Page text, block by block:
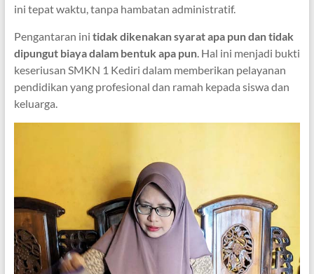
ini tepat waktu, tanpa hambatan administratif.
Pengantaran ini tidak dikenakan syarat apa pun dan tidak
dipungut biaya dalam bentuk apa pun. Hal ini menjadi bukti
keseriusan SMKN 1 Kediri dalam memberikan pelayanan
pendidikan yang profesional dan ramah kepada siswa dan
keluarga.